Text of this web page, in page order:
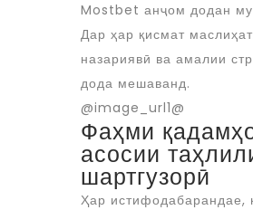
Mostbet анҷом додан
Дар ҳар қисмат
назариявӣ ва амалии
дода мешаванд.
@image_url1@
Фаҳми
асосии
шартгузорӣ
Ҳар истифодабарандае,